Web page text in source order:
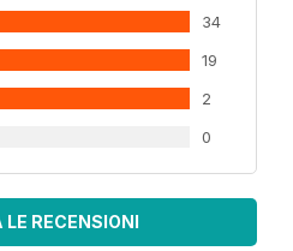
34
19
2
0
RECENSIONI